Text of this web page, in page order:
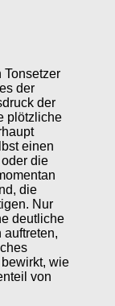
Tonsetzer
der
der
plötzliche
einen
die
die
Nur
deutliche
auftreten,
wie
von